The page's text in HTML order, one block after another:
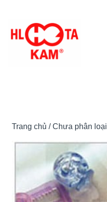
đến
Trang chủ /Chưa phân loại